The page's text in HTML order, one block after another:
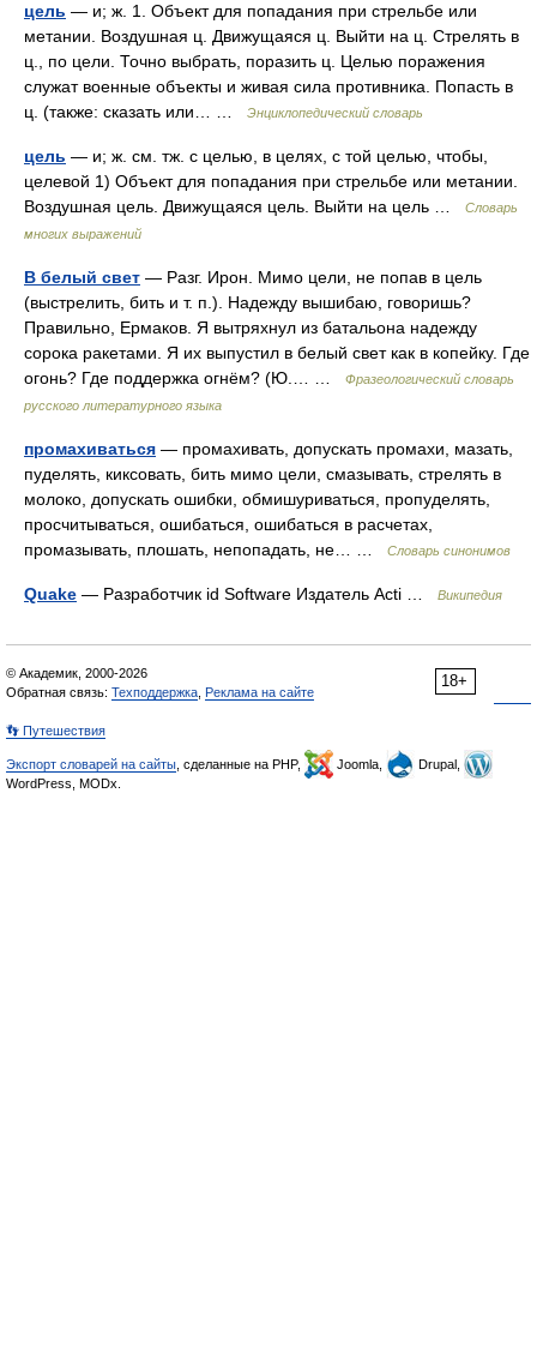
цель — и; ж. 1. Объект для попадания при стрельбе или
метании. Воздушная ц. Движущаяся ц. Выйти на ц. Стрелять в
ц., по цели. Точно выбрать, поразить ц. Целью поражения
служат военные объекты и живая сила противника. Попасть в
ц. (также: сказать или… …
Энциклопедический словарь
цель — и; ж. см. тж. с целью, в целях, с той целью, чтобы,
целевой 1) Объект для попадания при стрельбе или метании.
Воздушная цель. Движущаяся цель. Выйти на цель …
Словарь
многих выражений
В белый свет — Разг. Ирон. Мимо цели, не попав в цель
(выстрелить, бить и т. п.). Надежду вышибаю, говоришь?
Правильно, Ермаков. Я вытряхнул из батальона надежду
сорока ракетами. Я их выпустил в белый свет как в копейку. Где
огонь? Где поддержка огнём? (Ю.… …
Фразеологический словарь
русского литературного языка
промахиваться — промахивать, допускать промахи, мазать,
пуделять, киксовать, бить мимо цели, смазывать, стрелять в
молоко, допускать ошибки, обмишуриваться, пропуделять,
просчитываться, ошибаться, ошибаться в расчетах,
промазывать, плошать, непопадать, не… …
Словарь синонимов
Quake — Разработчик id Software Издатель Acti … Википедия
18+
© Академик, 2000-2026
Обратная связь: Техподдержка Реклама на сайте
👣 Путешествия
Экспорт словарей на сайты , сделанные на PHP, Joomla,
Drupal,
WordPress, MODx.